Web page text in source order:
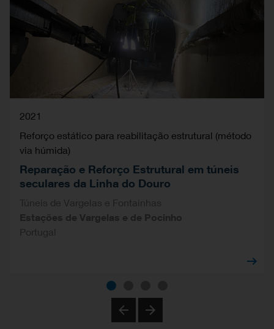
2021
Reforço estático para reabilitação estrutural (método
via húmida)
Reparação e Reforço Estrutural em túneis
seculares da Linha do Douro
Túneis de Vargelas e Fontainhas
Estações de Vargelas e de Pocinho
Portugal